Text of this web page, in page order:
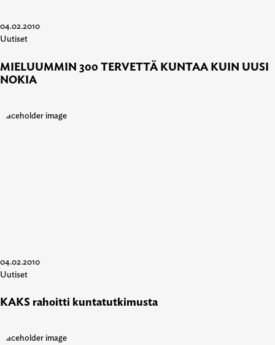
04.02.2010
Uutiset
MIELUUMMIN 300 TERVETTÄ KUNTAA KUIN UUSI
NOKIA
04.02.2010
Uutiset
KAKS rahoitti kuntatutkimusta